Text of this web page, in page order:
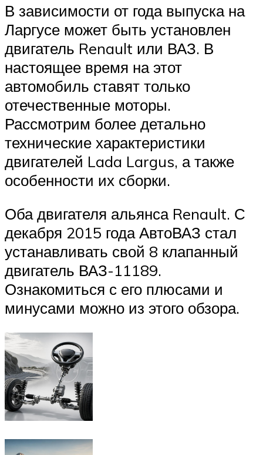
В зависимости от года выпуска на
Ларгусе может быть установлен
двигатель Renault или ВАЗ. В
настоящее время на этот
автомобиль ставят только
отечественные моторы.
Рассмотрим более детально
технические характеристики
двигателей Lada Largus, а также
особенности их сборки.
Оба двигателя альянса Renault. С
декабря 2015 года АвтоВАЗ стал
устанавливать свой 8 клапанный
двигатель ВАЗ-11189.
Ознакомиться с его плюсами и
минусами можно из этого обзора.